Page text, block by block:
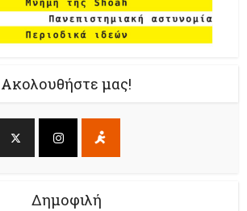
Ακολουθήστε μας!
Δημοφιλή